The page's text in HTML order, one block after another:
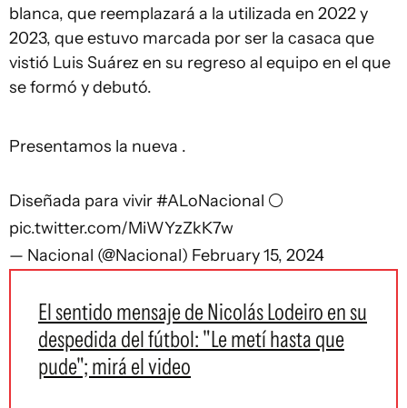
blanca, que reemplazará a la utilizada en 2022 y
2023, que estuvo marcada por ser la casaca que
vistió Luis Suárez en su regreso al equipo en el que
se formó y debutó.
Presentamos la nueva .
Diseñada para vivir#ALoNacional ⚪
pic.twitter.com/MiWYzZkK7w
— Nacional (@Nacional) February 15, 2024
El sentido mensaje de Nicolás Lodeiro en su
despedida del fútbol: "Le metí hasta que
pude"; mirá el video